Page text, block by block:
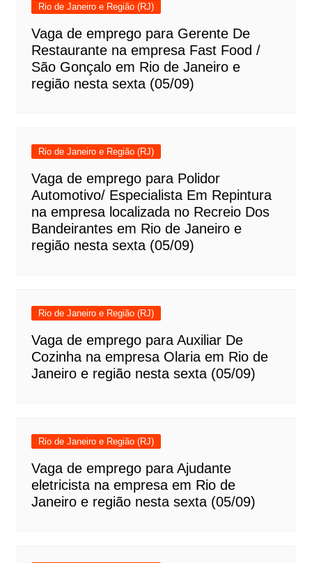
Rio de Janeiro e Região (RJ)
Vaga de emprego para Gerente De
Restaurante na empresa Fast Food /
São Gonçalo em Rio de Janeiro e
região nesta sexta (05/09)
Rio de Janeiro e Região (RJ)
Vaga de emprego para Polidor
Automotivo/ Especialista Em Repintura
na empresa localizada no Recreio Dos
Bandeirantes em Rio de Janeiro e
região nesta sexta (05/09)
Rio de Janeiro e Região (RJ)
Vaga de emprego para Auxiliar De
Cozinha na empresa Olaria em Rio de
Janeiro e região nesta sexta (05/09)
Rio de Janeiro e Região (RJ)
Vaga de emprego para Ajudante
eletricista na empresa em Rio de
Janeiro e região nesta sexta (05/09)